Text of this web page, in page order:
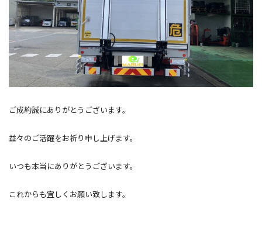
ご成約誠にありがとうございます。
益々のご活躍をお祈り申し上げます。
いつも本当にありがとうございます。
これからも宜しくお願い致します。